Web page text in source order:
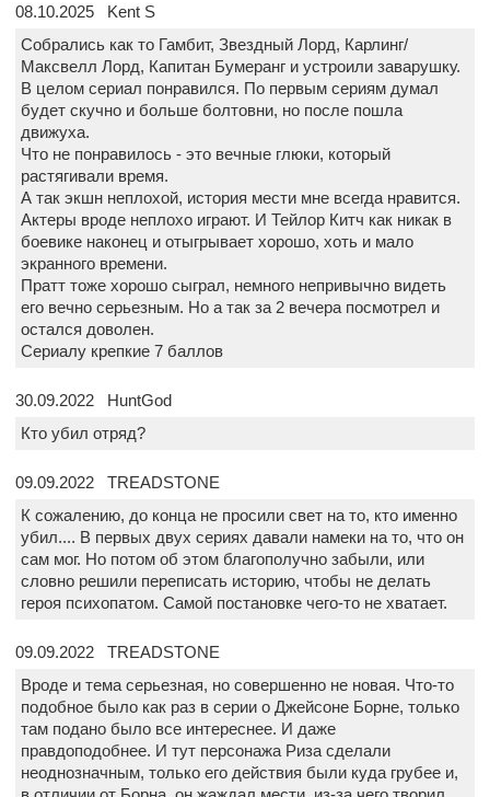
08.10.2025 Kent S
Собрались как то Гамбит, Звездный Лорд, Карлинг/
Максвелл Лорд, Капитан Бумеранг и устроили заварушку.
В целом сериал понравился. По первым сериям думал
будет скучно и больше болтовни, но после пошла
движуха.
Что не понравилось - это вечные глюки, который
растягивали время.
А так экшн неплохой, история мести мне всегда нравится.
Актеры вроде неплохо играют. И Тейлор Китч как никак в
боевике наконец и отыгрывает хорошо, хоть и мало
экранного времени.
Пратт тоже хорошо сыграл, немного непривычно видеть
его вечно серьезным. Но а так за 2 вечера посмотрел и
остался доволен.
Сериалу крепкие 7 баллов
30.09.2022 HuntGod
Кто убил отряд?
09.09.2022 TREADSTONE
К сожалению, до конца не просили свет на то, кто именно
убил.... В первых двух сериях давали намеки на то, что он
сам мог. Но потом об этом благополучно забыли, или
словно решили переписать историю, чтобы не делать
героя психопатом. Самой постановке чего-то не хватает.
09.09.2022 TREADSTONE
Вроде и тема серьезная, но совершенно не новая. Что-то
подобное было как раз в серии о Джейсоне Борне, только
там подано было все интереснее. И даже
правдоподобнее. И тут персонажа Риза сделали
неоднозначным, только его действия были куда грубее и,